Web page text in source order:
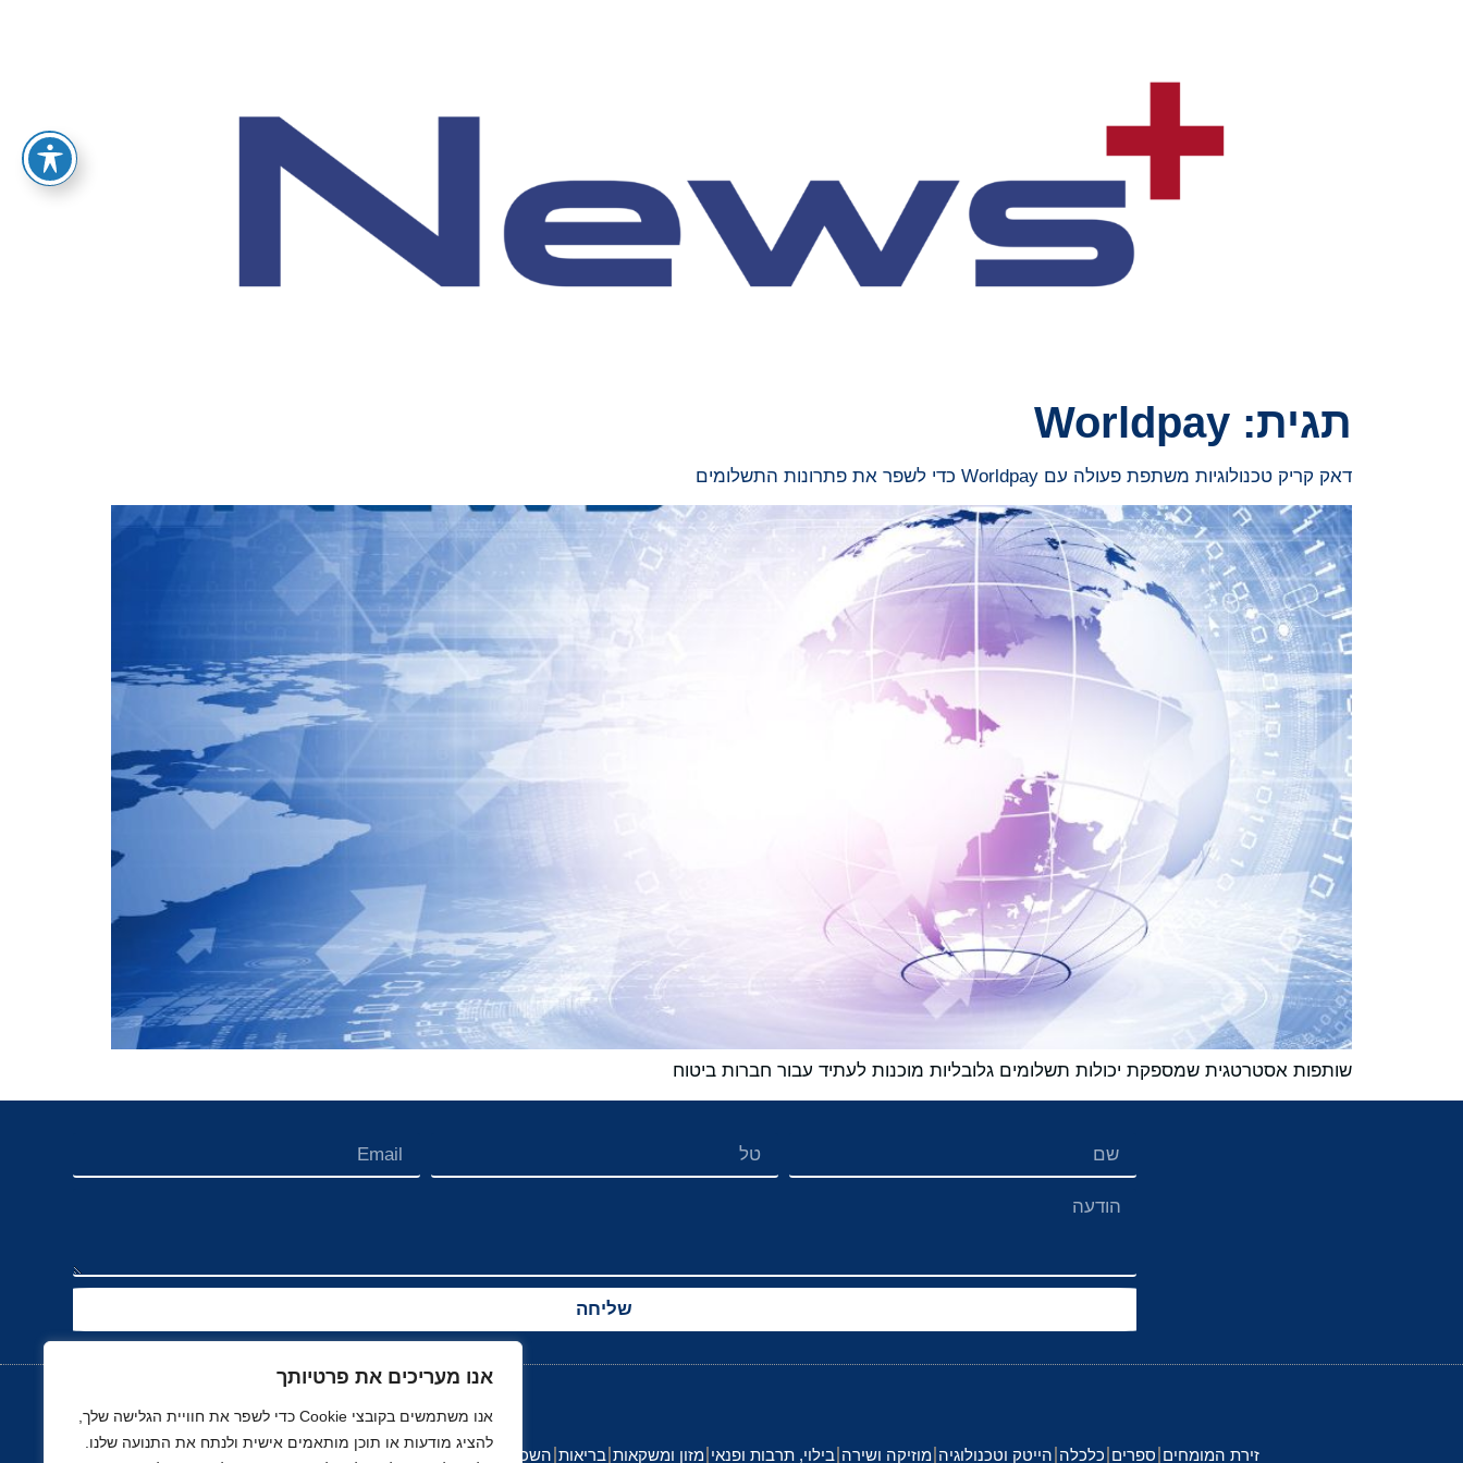
אנו מעריכים את פרטיותך
אנו משתמשים בקובצי Cookie כדי לשפר את חוויית הגלישה שלך,
להציג מודעות או תוכן מותאמים אישית ולנתח את התנועה שלנו.
תגית: Worldpay
דאק קריק טכנולוגיות משתפת פעולה עם Worldpay כדי לשפר את פתרונות התשלומים
שותפות אסטרטגית שמספקת יכולות תשלומים גלובליות מוכנות לעתיד עבור חברות ביטוח
שליחה
זירת המומחים ספרים כלכלה הייטק וטכנולוגיה מוזיקה ושירה בילוי, תרבות ופנאי מזון ומשקאות בריאות השכלה וחינוך רכב, תעופה ותחבורה